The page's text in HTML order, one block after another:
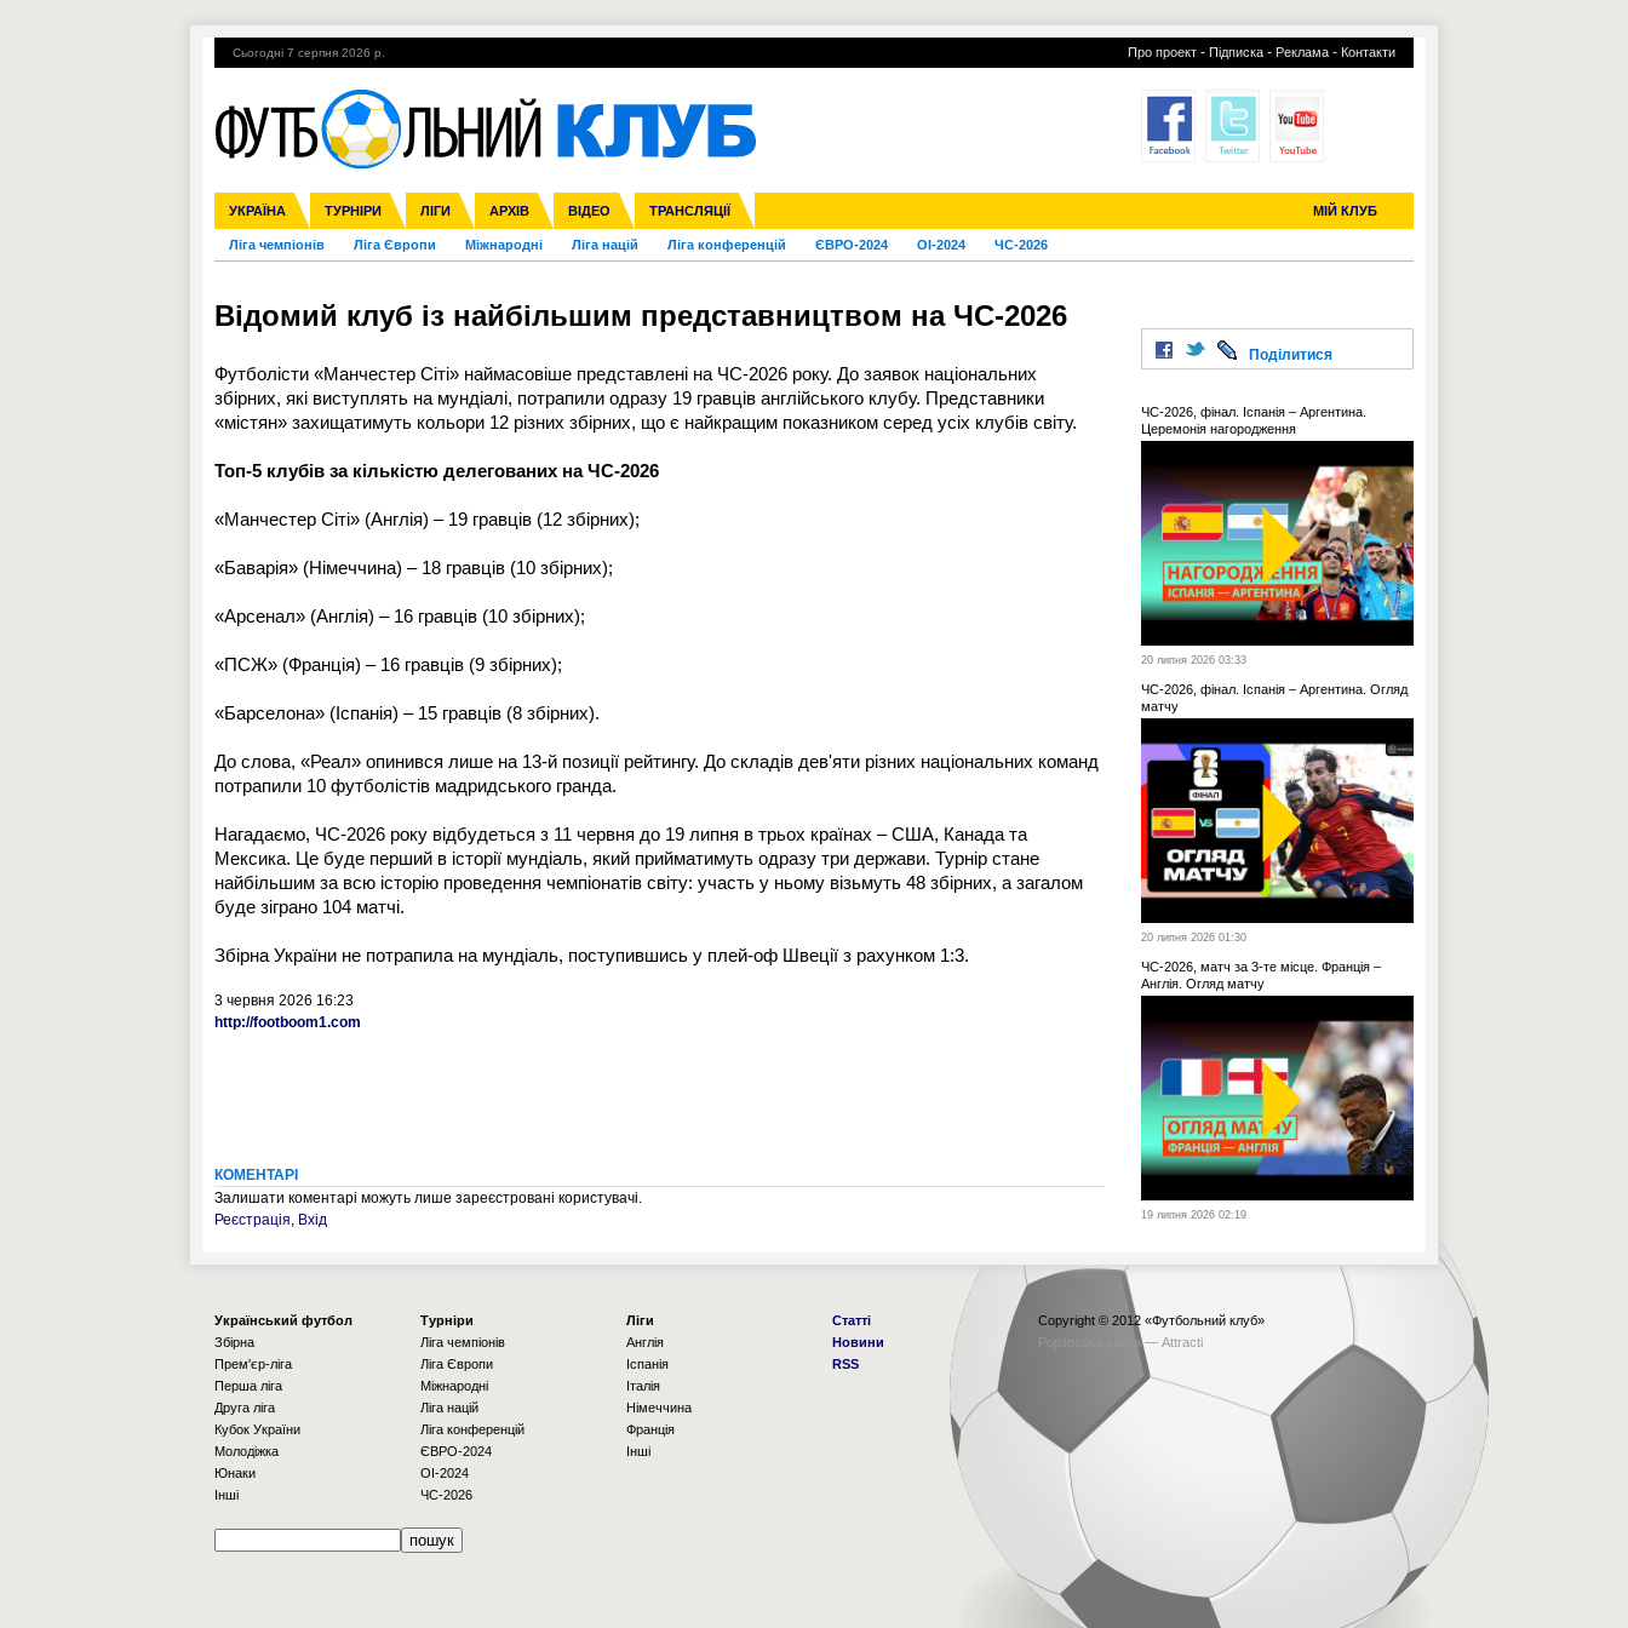
Сьогодні 7 серпня 2026 р. Про проект - Підписка - Реклама - Контакти
УКРАЇНА ТУРНІРИ ЛІГИ АРХІВ ВІДЕО ТРАНСЛЯЦІЇ МІЙ КЛУБ
Збірна Прем'єр-ліга Перша ліга Друга ліга Кубок України Молодіжка
Ліга чемпіонів Ліга Європи Міжнародні Ліга націй Ліга конференцій ЄВРО-2024 OI-2024 ЧС-2026
Англія Іспанія Італія Німеччина Франція Інші
ЧС-2014 ЄВРО-2016 Росія Кубок конфедерацій ЧЄ-2015 (U-21)
Гарячі теми УПЛ, 1-й тур ВІЙНА УПЛ-ПЕРЕХОДИ УСІ ТРАНСФЕРИ
Відомий клуб із найбільшим представництвом на ЧС-2026
Футболісти «Манчестер Сіті» наймасовіше представлені на ЧС-2026 року. До заявок національних
збірних, які виступлять на мундіалі, потрапили одразу 19 гравців англійського клубу. Представники
«містян» захищатимуть кольори 12 різних збірних, що є найкращим показником серед усіх клубів світу.
Топ-5 клубів за кількістю делегованих на ЧС-2026
«Манчестер Сіті» (Англія) – 19 гравців (12 збірних);
«Баварія» (Німеччина) – 18 гравців (10 збірних);
«Арсенал» (Англія) – 16 гравців (10 збірних);
«ПСЖ» (Франція) – 16 гравців (9 збірних);
«Барселона» (Іспанія) – 15 гравців (8 збірних).
До слова, «Реал» опинився лише на 13-й позиції рейтингу. До складів дев'яти різних національних команд
потрапили 10 футболістів мадридського гранда.
Нагадаємо, ЧС-2026 року відбудеться з 11 червня до 19 липня в трьох країнах – США, Канада та
Мексика. Це буде перший в історії мундіаль, який прийматимуть одразу три держави. Турнір стане
найбільшим за всю історію проведення чемпіонатів світу: участь у ньому візьмуть 48 збірних, а загалом
буде зіграно 104 матчі.
Збірна України не потрапила на мундіаль, поступившись у плей-оф Швеції з рахунком 1:3.
3 червня 2026 16:23
http://footboom1.com
КОМЕНТАРІ
Залишати коментарі можуть лише зареєстровані користувачі.
Реєстрація, Вхід
Поділитися
ЧС-2026, фінал. Іспанія – Аргентина.
Церемонія нагородження
20 липня 2026 03:33
ЧС-2026, фінал. Іспанія – Аргентина. Огляд
матчу
20 липня 2026 01:30
ЧС-2026, матч за 3-те місце. Франція –
Англія. Огляд матчу
19 липня 2026 02:19
Українcький футбол
Збірна
Прем'єр-ліга
Перша ліга
Друга ліга
Кубок України
Молодіжка
Юнаки
Інші
Турніри
Ліга чемпіонів
Ліга Європи
Міжнародні
Ліга націй
Ліга конференцій
ЄВРО-2024
OI-2024
ЧС-2026
Ліги
Англія
Іспанія
Італія
Німеччина
Франція
Інші
Статті
Новини
RSS
Copyright © 2012 «Футбольний клуб»
Рорзробка сайта — Attracti